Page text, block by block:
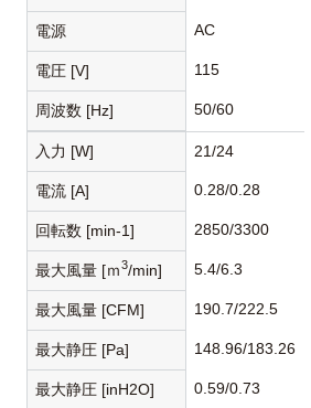
電源 AC
電圧 [V] 115
周波数 [Hz] 50/60
入力 [W] 21/24
電流 [A] 0.28/0.28
回転数 [min-1] 2850/3300
最大風量 [ｍ3/min] 5.4/6.3
最大風量 [CFM] 190.7/222.5
最大静圧 [Pa] 148.96/183.26
最大静圧 [inH2O] 0.59/0.73